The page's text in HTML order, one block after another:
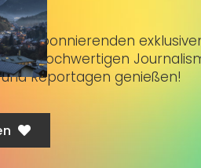
Abonnierenden
du hochwertigen
Reportagen genießen!